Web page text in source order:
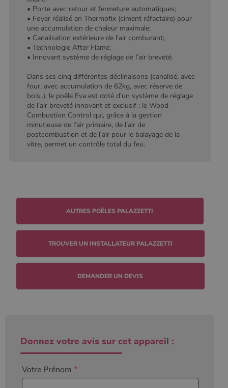
• Porte avec retour et fermeture automatiques;
• Foyer réalisé en Thermofix (ciment réfactaire) pour
une accumulation de chaleur maximale;
• Canalisation extérieure de l’air comburant;
• Technologie After Flame;
• Innovant système de réglage de l’air breveté.
Dans ses cinq différentes déclinaisons (canalisé, avec
four, avec accumulation de 62kg, avec réserve de
bois..), le poêle Eva est doté d’un système de réglage
de l’air breveté innovant et exclusif : le Wood
Combustion Control qui, grâce à la gestion
minutieuse de l’air primaire, de l’air de
postcombustion et de l’air pour le balayage de la
vitre, permet un contrôle total du feu.
TROUVER UN INSTALLATEUR PALAZZETTI
DEMANDER UN DEVIS
Donnez votre avis sur cet appareil :
Votre Prénom *
session.